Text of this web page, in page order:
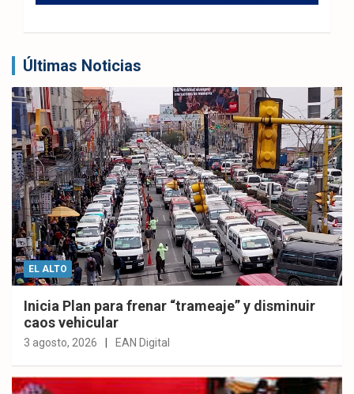
Últimas Noticias
EL ALTO
Inicia Plan para frenar “trameaje” y disminuir
caos vehicular
3 agosto, 2026 EAN Digital